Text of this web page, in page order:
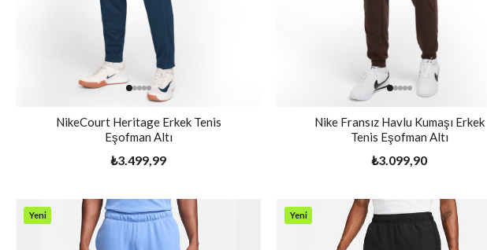
NikeCourt Heritage Erkek Tenis
Eşofman Altı
₺3.499,99
Nike Fransız Havlu Kumaşı Erkek
Tenis Eşofman Altı
₺3.099,90
Yeni
Yeni